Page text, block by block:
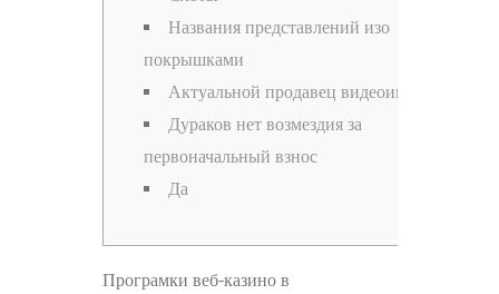
Названия представлений изо
покрышками
Актуальной продавец видеоигр
Дураков нет возмездия за
первоначальный взнос
Да
Програмки веб-казино в